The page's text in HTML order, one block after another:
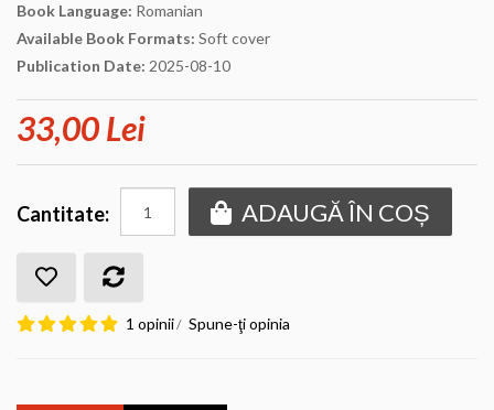
Book Language: Romanian
Available Book Formats: Soft cover
Publication Date: 2025-08-10
33,00 Lei
Cantitate: ADAUGĂ ÎN COȘ
1 opinii/ Spune-ţi opinia